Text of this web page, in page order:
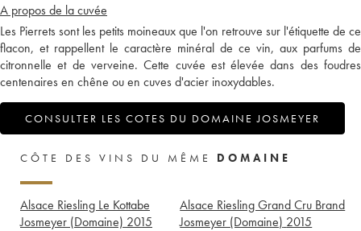
A propos de la cuvée
Les Pierrets sont les petits moineaux que l'on retrouve sur l'étiquette de ce
flacon, et rappellent le caractère minéral de ce vin, aux parfums de
citronnelle et de verveine. Cette cuvée est élevée dans des foudres
centenaires en chêne ou en cuves d'acier inoxydables.
CONSULTER LES COTES DU DOMAINE JOSMEYER
CÔTE DES VINS DU MÊME DOMAINE
Alsace Riesling Le Kottabe
Josmeyer (Domaine) 2015
Alsace Riesling Grand Cru Brand
Josmeyer (Domaine) 2015